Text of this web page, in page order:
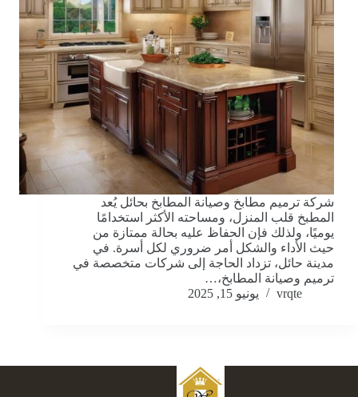
شركة ترميم مطابخ وصيانة المطابخ بحائل يُعد
المطبخ قلب المنزل، ومساحته الأكثر استخدامًا
يوميًا، ولذلك فإن الحفاظ عليه بحالة ممتازة من
حيث الأداء والشكل أمر ضروري لكل أسرة. في
مدينة حائل، تزداد الحاجة إلى شركات متخصصة في
ترميم وصيانة المطابخ،…
vrqte
يونيو 15, 2025